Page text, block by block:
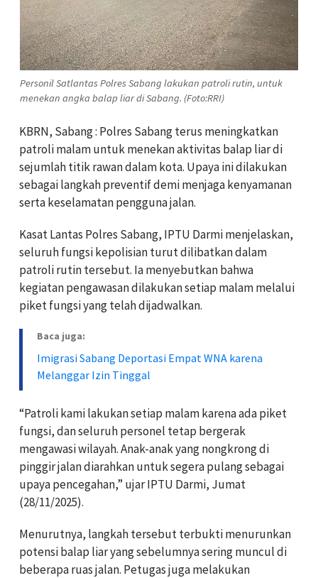
Personil Satlantas Polres Sabang lakukan patroli rutin, untuk
menekan angka balap liar di Sabang. (Foto:RRI)
KBRN, Sabang : Polres Sabang terus meningkatkan
patroli malam untuk menekan aktivitas balap liar di
sejumlah titik rawan dalam kota. Upaya ini dilakukan
sebagai langkah preventif demi menjaga kenyamanan
serta keselamatan pengguna jalan.
Kasat Lantas Polres Sabang, IPTU Darmi menjelaskan,
seluruh fungsi kepolisian turut dilibatkan dalam
patroli rutin tersebut. Ia menyebutkan bahwa
kegiatan pengawasan dilakukan setiap malam melalui
piket fungsi yang telah dijadwalkan.
Baca juga:
Imigrasi Sabang Deportasi Empat WNA karena
Melanggar Izin Tinggal
“Patroli kami lakukan setiap malam karena ada piket
fungsi, dan seluruh personel tetap bergerak
mengawasi wilayah. Anak-anak yang nongkrong di
pinggir jalan diarahkan untuk segera pulang sebagai
upaya pencegahan,” ujar IPTU Darmi, Jumat
(28/11/2025).
Menurutnya, langkah tersebut terbukti menurunkan
potensi balap liar yang sebelumnya sering muncul di
beberapa ruas jalan. Petugas juga melakukan